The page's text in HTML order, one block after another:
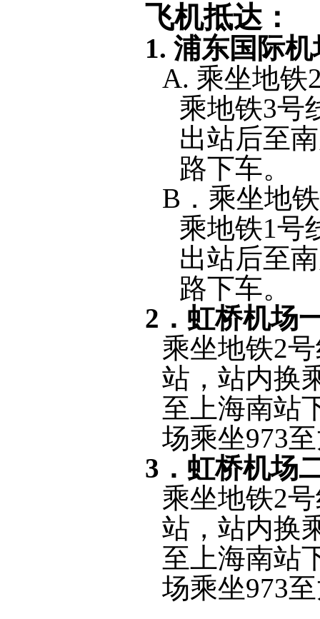
飞机抵达：
1.浦东国际机
A. 乘坐地铁
乘地铁3号
出站后至
路下车。
B ．乘坐地铁
乘地铁1号
出站后至
路下车。
2 ．虹桥机场
乘坐地铁2
站，站内换
至上海南站
场乘坐973
3 ．虹桥机场
乘坐地铁2
站，站内换
至上海南站
场乘坐973